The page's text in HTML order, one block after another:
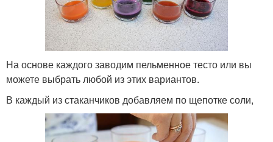
На основе каждого заводим пельменное тесто или вы
можете выбрать любой из этих вариантов.
В каждый из стаканчиков добавляем по щепотке соли,